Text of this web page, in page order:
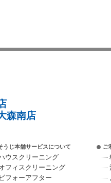
森南店
うじ本舗サービスについて
ウスクリーニング
フィスクリーニング
ビフォーアフター
ご